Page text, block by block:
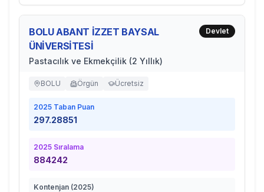
BOLU ABANT İZZET BAYSAL
ÜNİVERSİTESİ
Pastacılık ve Ekmekçilik (2 Yıllık)
Devlet
BOLU Örgün Ücretsiz
2025 Taban Puan
297.28851
2025 Sıralama
884242
Kontenjan (2025)